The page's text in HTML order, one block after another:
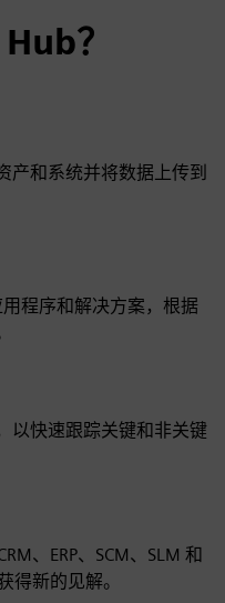
？
产和系统并将数据上传到
程序和解决方案，根据
以快速跟踪关键和非关键
、ERP、SCM、SLM 和
得新的见解。